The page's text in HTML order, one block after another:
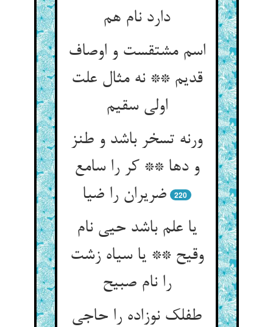
دارد نام هم
اسم مشتقست و اوصاف
قدیم ** نه مثال علت
اولی سقیم
ورنه تسخر باشد و طنز
و دها ** کر را سامع
ضریران را ضیا
220
یا علم باشد حیی نام
وقیح ** یا سیاه زشت
را نام صبیح
طفلک نوزاده را حاجی